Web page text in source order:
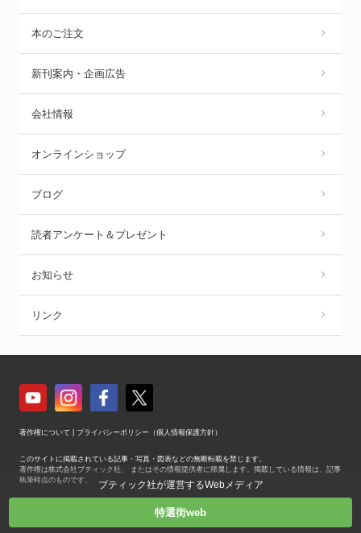
本のご注文
新刊案内・企画広告
会社情報
オンラインショップ
ブログ
読者アンケート＆プレゼント
お知らせ
リンク
著作権について プライバシーポリシー（個人情報保護方針）
このサイトに掲載されている記事・写真・図表などの無断転載を禁じます。
著作権は株式会社ブティック社、 またはその情報提供者に帰属します。掲載している情報は、記事
執筆時点のものです。
Copyright © Boutique-sha, Inc. All Rights Reserved.
ブティック社が運営するWebメディア
特選街web